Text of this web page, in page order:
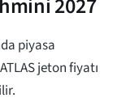
2027
piyasa
jeton fiyatı